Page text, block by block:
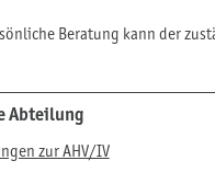
Beratung kann der
Abteilung
zur AHV/IV